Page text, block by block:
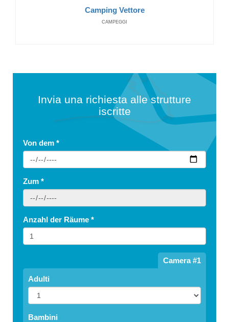
Camping Vettore
CAMPEGGI
Invia una richiesta alle strutture
iscritte
Von dem *
Zum *
Anzahl der Räume *
Camera #1
Adulti
Bambini